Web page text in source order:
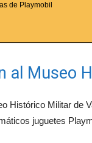
de Playmobil
al Museo
Histórico Militar de
juguetes